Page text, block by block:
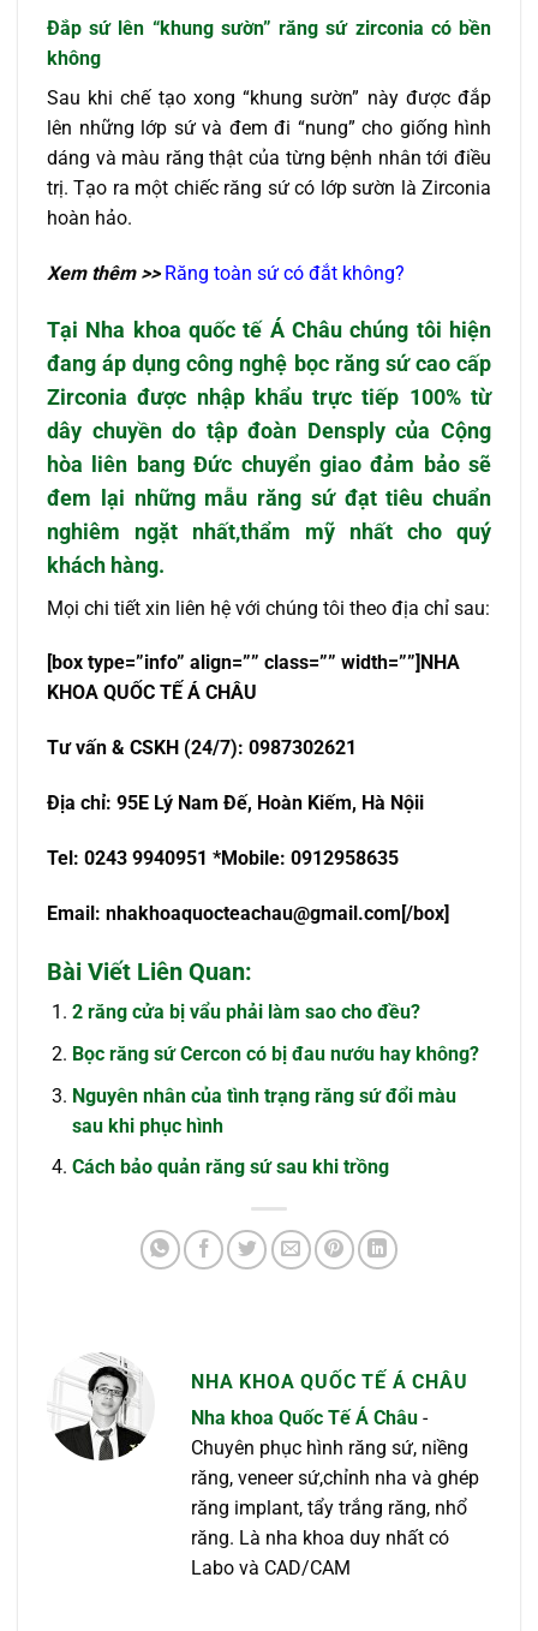
Đắp sứ lên “khung sườn” răng sứ zirconia có bền
không
Sau khi chế tạo xong “khung sườn” này được đắp
lên những lớp sứ và đem đi “nung” cho giống hình
dáng và màu răng thật của từng bệnh nhân tới điều
trị. Tạo ra một chiếc răng sứ có lớp sườn là Zirconia
hoàn hảo.
Xem thêm >> Răng toàn sứ có đắt không?
Tại Nha khoa quốc tế Á Châu chúng tôi hiện
đang áp dụng công nghệ bọc răng sứcao cấp
Zirconia được nhập khẩu trực tiếp 100% từ
dây chuyền do tập đoàn Densply của Cộng
hòa liên bang Đức chuyển giao đảm bảo sẽ
đem lại những mẫu răng sứ đạt tiêu chuẩn
nghiêm ngặt nhất,thẩm mỹ nhất cho quý
khách hàng.
Mọi chi tiết xin liên hệ với chúng tôi theo địa chỉ sau:
[box type=”info” align=”” class=”” width=””]NHA
KHOA QUỐC TẾ Á CHÂU
Tưvấn & CSKH (24/7): 0987302621
Địa chỉ: 95E Lý Nam Đế, Hoàn Kiếm, Hà Nộii
Tel: 0243 9940951 *Mobile: 0912958635
Email: nhakhoaquocteachau@gmail.com [/box]
Bài Viết Liên Quan:
2 răng cửa bị vẩu phải làm sao cho đều?
Bọc răng sứ Cercon có bị đau nướu hay không?
Nguyên nhân của tình trạng răng sứ đổi màu
sau khi phục hình
Cách bảo quản răng sứ sau khi trồng
NHA KHOA QUỐC TẾ Á CHÂU
Nha khoa Quốc Tế Á Châu -
Chuyên phục hình răng sứ, niềng
răng, veneer sứ,chỉnh nha và ghép
răng implant, tẩy trắng răng, nhổ
răng. Là nha khoa duy nhất có
Labo và CAD/CAM